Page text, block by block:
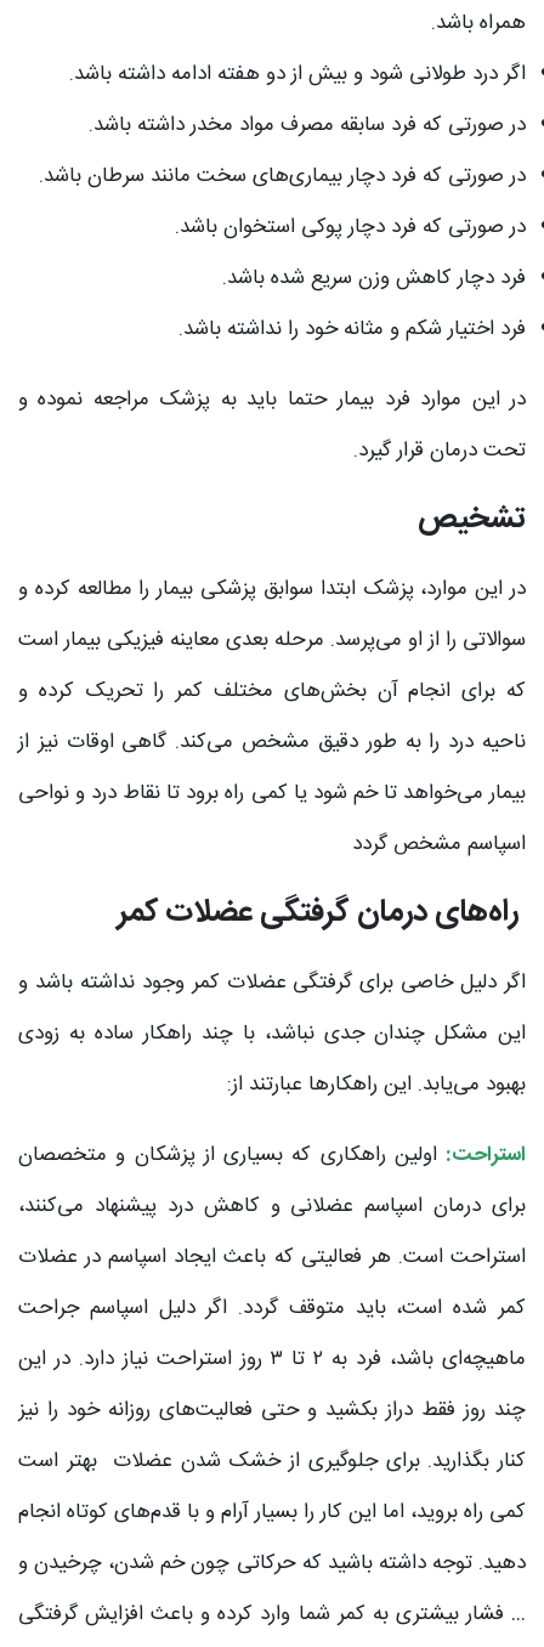
همراه باشد.
اگر درد طولانی شود و بیش‌ از دو هفته ادامه داشته باشد.
در صورتی که فرد سابقه مصرف مواد مخدر داشته باشد.
در صورتی که فرد دچار بیماری‌های سخت مانند سرطان باشد.
در صورتی که فرد دچار پوکی استخوان باشد.
فرد دچار کاهش وزن سریع شده باشد.
فرد اختیار شکم و مثانه خود را نداشته باشد.
در این موارد فرد بیمار حتما باید به پزشک مراجعه نموده و
تحت درمان قرار گیرد.
تشخیص
در این موارد، پزشک ابتدا سوابق پزشکی بیمار را مطالعه کرده و
سوالاتی را از او می‌پرسد. مرحله بعدی معاینه فیزیکی بیمار است
که برای انجام آن بخش‌های مختلف کمر را تحریک کرده و
ناحیه درد را به طور دقیق مشخص می‌کند. گاهی اوقات نیز از
بیمار می‌خواهد تا خم شود یا کمی راه برود تا نقاط درد و نواحی
اسپاسم مشخص گردد
راه‌های درمان گرفتگی عضلات کمر
اگر دلیل خاصی برای گرفتگی عضلات کمر وجود نداشته باشد و
این مشکل چندان جدی نباشد، با چند راهکار ساده به زودی
بهبود می‌یابد. این راهکارها عبارتند از:
استراحت: اولین راهکاری که بسیاری از پزشکان و متخصصان
برای درمان اسپاسم عضلانی و کاهش درد پیشنهاد می‌کنند،
استراحت است. هر فعالیتی که باعث ایجاد اسپاسم در عضلات
کمر شده است، باید متوقف گردد. اگر دلیل اسپاسم جراحت
ماهیچه‌ای باشد، فرد به ۲ تا ۳ روز استراحت نیاز دارد. در این
چند روز فقط دراز بکشید و حتی فعالیت‌های روزانه خود را نیز
کنار بگذارید. برای جلوگیری از خشک شدن عضلات بهتر است
کمی راه بروید، اما این کار را بسیار آرام و با قدم‌های کوتاه انجام
دهید. توجه داشته باشید که حرکاتی چون خم شدن، چرخیدن و
… فشار بیشتری به کمر شما وارد کرده و باعث افزایش گرفتگی